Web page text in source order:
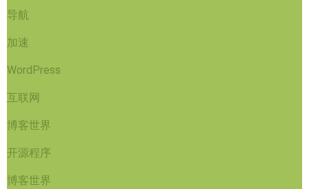
导航
加速
WordPress
互联网
博客世界
开源程序
博客世界